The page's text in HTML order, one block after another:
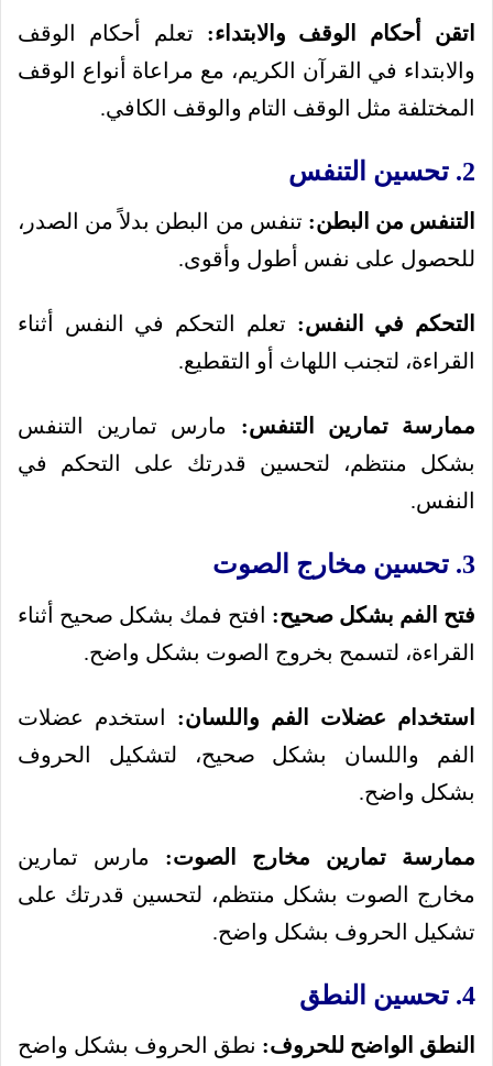
اتقن أحكام الوقف والابتداء: تعلم أحكام الوقف
والابتداء في القرآن الكريم، مع مراعاة أنواع الوقف
المختلفة مثل الوقف التام والوقف الكافي.
2. تحسين التنفس
التنفس من البطن: تنفس من البطن بدلاً من الصدر،
للحصول على نفس أطول وأقوى.
التحكم في النفس: تعلم التحكم في النفس أثناء
القراءة، لتجنب اللهاث أو التقطيع.
ممارسة تمارين التنفس: مارس تمارين التنفس
بشكل منتظم، لتحسين قدرتك على التحكم في
النفس.
3. تحسين مخارج الصوت
فتح الفم بشكل صحيح: افتح فمك بشكل صحيح أثناء
القراءة، لتسمح بخروج الصوت بشكل واضح.
استخدام عضلات الفم واللسان: استخدم عضلات
الفم واللسان بشكل صحيح، لتشكيل الحروف
بشكل واضح.
ممارسة تمارين مخارج الصوت: مارس تمارين
مخارج الصوت بشكل منتظم، لتحسين قدرتك على
تشكيل الحروف بشكل واضح.
4. تحسين النطق
النطق الواضح للحروف: نطق الحروف بشكل واضح